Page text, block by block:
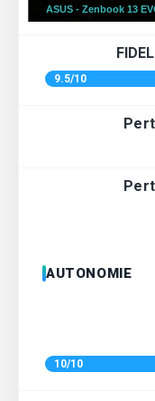
9.5/10
AUTONOMIE
10/10